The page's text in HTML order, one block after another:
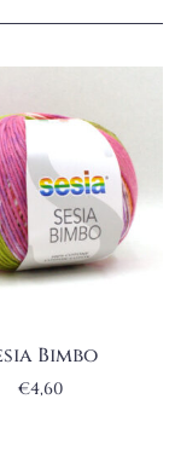
Bimbo
€4,60